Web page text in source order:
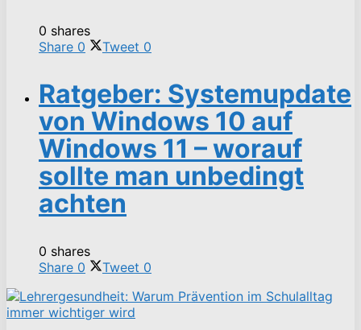
0 shares
Share 0 Tweet 0
Ratgeber: Systemupdate
von Windows 10 auf
Windows 11 – worauf
sollte man unbedingt
achten
0 shares
Share 0 Tweet 0